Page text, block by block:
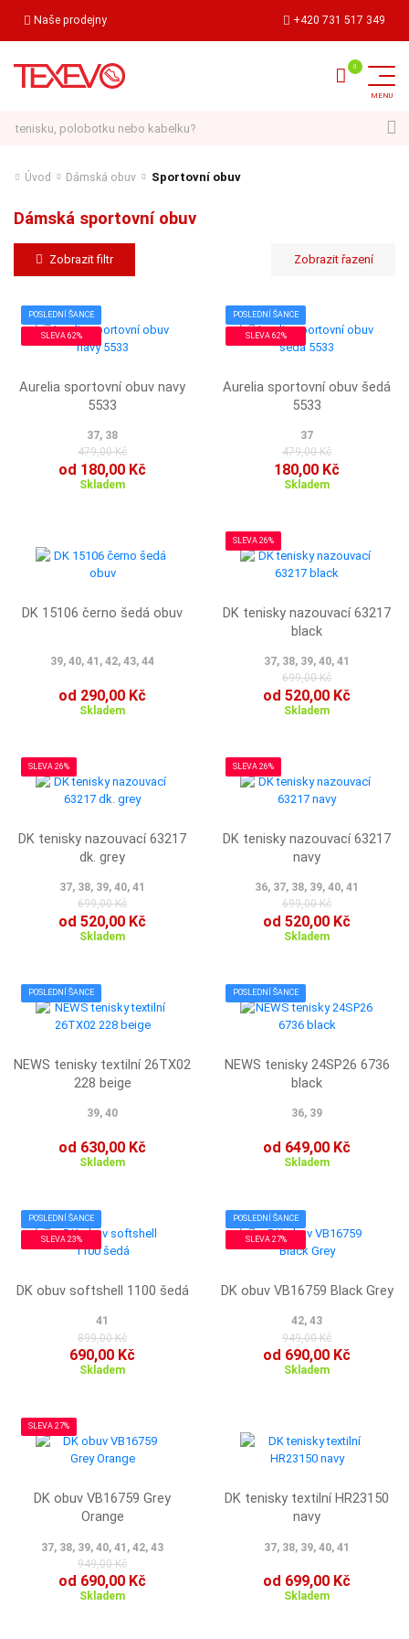
Naše prodejny +420 731 517 349
Úvod Dámská obuv Sportovní obuv
Dámská sportovní obuv
Zobrazit filtr
POSLEDNÍ ŠANCE
SLEVA 62%
Aurelia sportovní obuv navy
5533
37, 38
479,00 Kč
od 180,00 Kč
Skladem
POSLEDNÍ ŠANCE
SLEVA 62%
Aurelia sportovní obuv šedá
5533
37
479,00 Kč
180,00 Kč
Skladem
DK 15106 černo šedá obuv
39, 40, 41, 42, 43, 44
od 290,00 Kč
Skladem
SLEVA 26%
DK tenisky nazouvací 63217
black
37, 38, 39, 40, 41
699,00 Kč
od 520,00 Kč
Skladem
SLEVA 26%
DK tenisky nazouvací 63217
dk. grey
37, 38, 39, 40, 41
699,00 Kč
od 520,00 Kč
Skladem
SLEVA 26%
DK tenisky nazouvací 63217
navy
36, 37, 38, 39, 40, 41
699,00 Kč
od 520,00 Kč
Skladem
POSLEDNÍ ŠANCE
NEWS tenisky textilní 26TX02
228 beige
39, 40
od 630,00 Kč
Skladem
POSLEDNÍ ŠANCE
NEWS tenisky 24SP26 6736
black
36, 39
od 649,00 Kč
Skladem
POSLEDNÍ ŠANCE
SLEVA 23%
DK obuv softshell 1100 šedá
41
899,00 Kč
690,00 Kč
Skladem
POSLEDNÍ ŠANCE
SLEVA 27%
DK obuv VB16759 Black Grey
42, 43
949,00 Kč
od 690,00 Kč
Skladem
SLEVA 27%
DK obuv VB16759 Grey
Orange
37, 38, 39, 40, 41, 42, 43
949,00 Kč
od 690,00 Kč
Skladem
DK tenisky textilní HR23150
navy
37, 38, 39, 40, 41
od 699,00 Kč
Skladem